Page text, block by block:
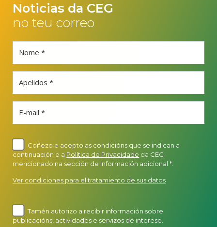
Noticias da CEG
no teu correo
Nome *
Apelidos *
E-mail *
Coñezo e acepto as condicións que se indican a
continuación e a Política de Privacidade da CEG
mencionado na sección de Información adicional *.
Ver condiciones para el tratamiento de sus datos
Tamén autorizo a recibir información sobre
publicacións, actividades e servizos de interese.